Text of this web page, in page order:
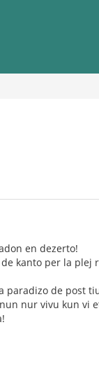
en dezerto!
kanto per la
paradizo de post
nur vivu kun vi